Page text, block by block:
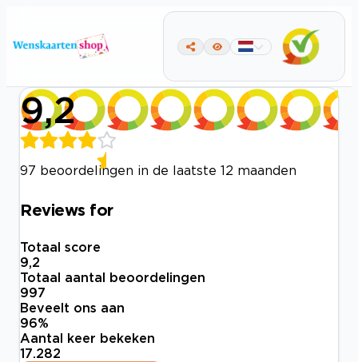
9,2
97 beoordelingen in de laatste 12 maanden
Reviews for
Totaal score
9,2
Totaal aantal beoordelingen
997
Beveelt ons aan
96%
Aantal keer bekeken
17.282